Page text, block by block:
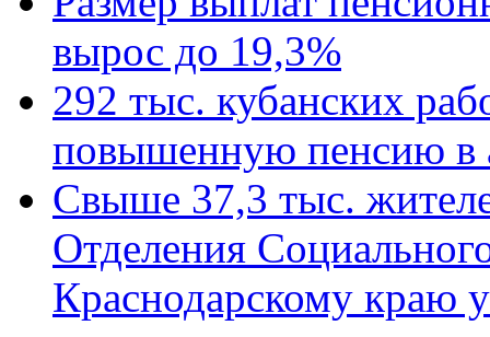
вырос до 19,3%
292 тыс. кубанских
повышенную пенсию в
Свыше 37,3 тыс.
Отделения
Краснодарскому краю